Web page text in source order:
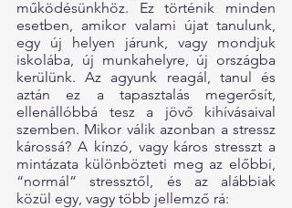
működésünkhöz. Ez történik minden
esetben, amikor valami újat tanulunk,
egy új helyen járunk, vagy mondjuk
iskolába, új munkahelyre, új országba
kerülünk. Az agyunk reagál, tanul és
aztán ez a tapasztalás megerősít,
ellenállóbbá tesz a jövő kihívásaival
szemben. Mikor válik azonban a stressz
károssá? A kínzó, vagy káros stresszt a
mintázata különbözteti meg az előbbi,
“normál” stressztől, és az alábbiak
közül egy, vagy több jellemző rá: